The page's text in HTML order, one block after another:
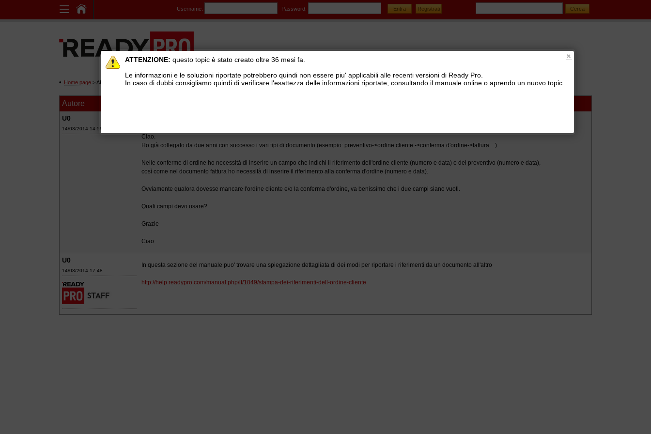
Username: Password:
Home page > AREE DI SUPPORTO TECNICO GRATUITO>Gestionale Ready Pro>Report editor
Autore
U0
14/03/2014 14:59
Ciao.
Ho già collegato da due anni con successo i vari tipi di documento (esempio: preventivo->ordine cliente ->conferma d'ordine->fattura ...)
Nelle conferme di ordine ho necessità di inserire un campo che indichi il riferimento dell'ordine cliente (numero e data) e del preventivo (numero e data),
così come nel documento fattura ho necessità di inserire il riferimento alla conferma d'ordine (numero e data).
Ovviamente qualora dovesse mancare l'ordine cliente e/o la conferma d'ordine, va benissimo che i due campi siano vuoti.
Quali campi devo usare?
Grazie
Ciao
U0
14/03/2014 17:48
In questa sezione del manuale puo' trovare una spiegazione dettagliata di dei modi per riportare i riferimenti da un documento all'altro
http://help.readypro.com/manual.php/it/1049/stampa-dei-riferimenti-dell-ordine-cliente
ATTENZIONE: questo topic è stato creato oltre 36 mesi fa.
Le informazioni e le soluzioni riportate potrebbero quindi non essere piu' applicabili alle recenti versioni di Ready Pro.
In caso di dubbi consigliamo quindi di verificare l'esattezza delle informazioni riportate, consultando il manuale online o aprendo un nuovo topic.